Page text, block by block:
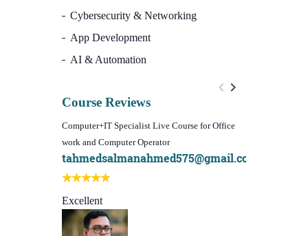
Cybersecurity & Networking
App Development
AI & Automation
Course Reviews
Computer+IT Specialist Live Course for Office
work and Computer Operator
tahmedsalmanahmed575@gmail.com
Excellent